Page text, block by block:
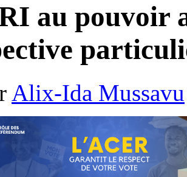
au pouvoir
Alix-Ida Mussavu